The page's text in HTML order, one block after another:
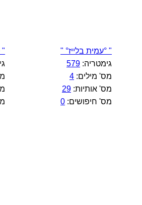
" °עמית בלייז° "
גימטריה: 579
מס' מילים: 4
מס' אותיות: 29
מס' חיפושים: 0
"